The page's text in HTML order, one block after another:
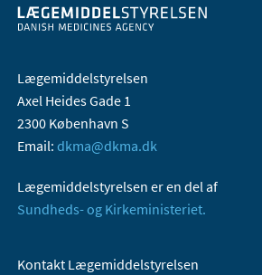
Lægemiddelstyrelsen
Axel Heides Gade 1
2300 København S
Email: dkma@dkma.dk
Lægemiddelstyrelsen er en del af
Sundheds- og Kirkeministeriet.
Kontakt Lægemiddelstyrelsen